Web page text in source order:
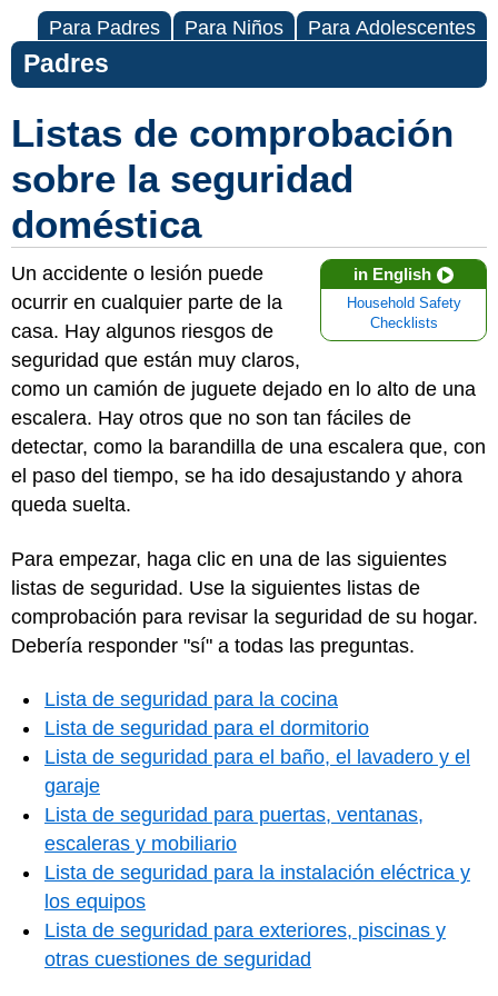
Para Padres Para Niños Para Adolescentes
Padres
Listas de comprobación
sobre la seguridad
doméstica
in English
Household Safety
Checklists
Un accidente o lesión puede
ocurrir en cualquier parte de la
casa. Hay algunos riesgos de
seguridad que están muy claros,
como un camión de juguete dejado en lo alto de una
escalera. Hay otros que no son tan fáciles de
detectar, como la barandilla de una escalera que, con
el paso del tiempo, se ha ido desajustando y ahora
queda suelta.
Para empezar, haga clic en una de las siguientes
listas de seguridad. Use la siguientes listas de
comprobación para revisar la seguridad de su hogar.
Debería responder "sí" a todas las preguntas.
Lista de seguridad para la cocina
Lista de seguridad para el dormitorio
Lista de seguridad para el baño, el lavadero y el
garaje
Lista de seguridad para puertas, ventanas,
escaleras y mobiliario
Lista de seguridad para la instalación eléctrica y
los equipos
Lista de seguridad para exteriores, piscinas y
otras cuestiones de seguridad